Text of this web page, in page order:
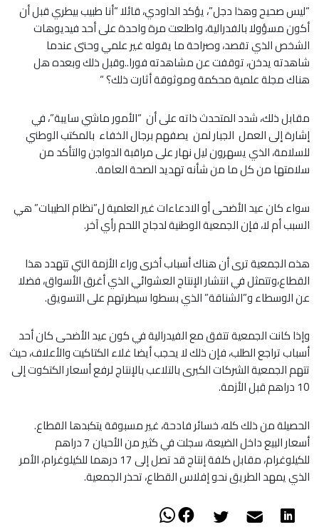
“ليس صحيح وهذا دجل”، يؤكد الداودي، قائلا “أنا طبيب بيطري قبل أن
أكون مسؤولا بالفدرالية، واطلعت مرة واحدة على أحد فيديوهات
الشخص الذي تقصد، وصراحة ما يقوله غير علمي وحتى عندما
شاهدته يدخن، توقفت عن مشاهدته فورا..وقبل ذلك وبعده هل
هناك مجلة علمية محكمة وموثوقة أثارت ذلك؟ “
مقابل ذلك، شدد المتحدث ذاته على أن “الأمور ماشي سايبة”، في
إشارة إلى العمل الجبار لمن يصفهم برجال الخفاء بالمكتب الوطني
للسلامة، الذي يسهرون ليل نهار على مراقبة الدواجن والتأكد من
سلامتها من كل ما من شأنه تهديد الصحة العامة.
سواء كان عيد الأضحى أو الادعاءات غير العلمية ل”نظام الطيبات” هي
السبب أم لا، فإن الجمعية الوطنية لدجاج اللحم رأي آخر.
هذه الجمعية ترى أن هناك أسباب أخرى وراء الأزمة التي تتهدد هذا
القطاع،وتتمثل في انتشار الإنتاج العشوائي الذي أغرق الأسواق، فضلا
عن الوسطاء و”الشناقة” الذي بسطوا سيطرتهم على التسويق.
وإذا كانت الجمعية تتفق مع الفيدرالية في كون عيد الأضحى كان أحد
أسباب تراجع الطلب، فإن ذلك لا يحجب أيضا غلاء الكتاكيت والأعلاف، حيث
تتهم الجمعية الشركات الكبرى بالتلاعب بالإنتاج لرفع أسعار الكتكوت إلى
10 دراهم قبل الأزمة.
الحصيلة من ذلك كله، خسائر فادحة، غير مسبوقة يتكبدها القطاع.
أسعار البيع داخل الضيعة، سجلت في كثير من الأحيان 7 دراهم
للكيلوغرام، مقابل كلفة إنتاج قد تصل إلى 17 درهما للكيلوغرام، الأمر
الذي يمهد الطريق نحو إفلاس القطاع، تحذر الجمعية.